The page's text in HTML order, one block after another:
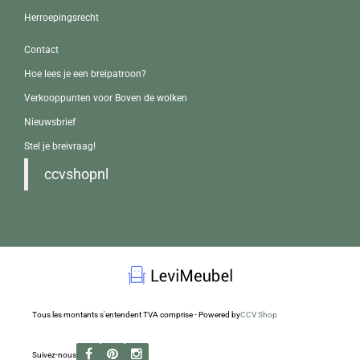
Herroepingsrecht
Contact
Hoe lees je een breipatroon?
Verkooppunten voor Boven de wolken
Nieuwsbrief
Stel je breivraag!
ccvshopnl
Tous les montants s'entendent TVA comprise - Powered byCCV Shop
Suivez-nous